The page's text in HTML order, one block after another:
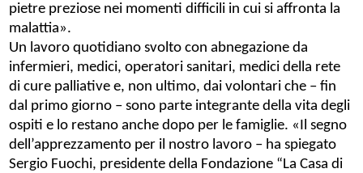
pietre preziose nei momenti difficili in cui si affronta la
malattia».
Un lavoro quotidiano svolto con abnegazione da
infermieri, medici, operatori sanitari, medici della rete
di cure palliative e, non ultimo, dai volontari che –fin
dal primo giorno –sono parte integrante della vita degli
ospiti e lo restano anche dopo per le famiglie. «Il segno
dell’apprezzamento per il nostro lavoro – ha spiegato
Sergio Fuochi, presidente della Fondazione “La Casa di